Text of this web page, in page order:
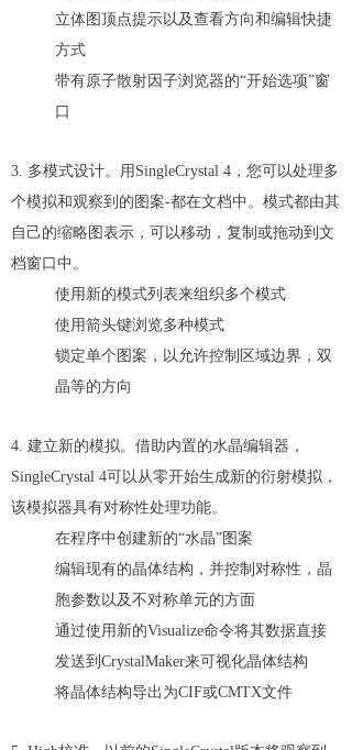
立体图顶点提示以及查看方向和编辑快捷
方式
带有原子散射因子浏览器的“开始选项”窗
口
3. 多模式设计。用SingleCrystal 4，您可以处理多
个模拟和观察到的图案-都在文档中。模式都由其
自己的缩略图表示，可以移动，复制或拖动到文
档窗口中。
使用新的模式列表来组织多个模式
使用箭头键浏览多种模式
锁定单个图案，以允许控制区域边界，双
晶等的方向
4. 建立新的模拟。借助内置的水晶编辑器，
SingleCrystal 4可以从零开始生成新的衍射模拟，
该模拟器具有对称性处理功能。
在程序中创建新的“水晶”图案
编辑现有的晶体结构，并控制对称性，晶
胞参数以及不对称单元的方面
通过使用新的Visualize命令将其数据直接
发送到CrystalMaker来可视化晶体结构
将晶体结构导出为CIF或CMTX文件